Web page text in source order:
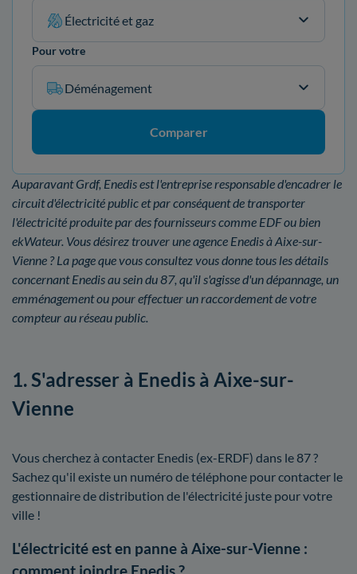
Électricité et gaz
Pour votre
Déménagement
Comparer
Auparavant Grdf, Enedis est l'entreprise responsable d'encadrer le
circuit d'électricité public et par conséquent de transporter
l'électricité produite par des fournisseurs comme EDF ou bien
ekWateur. Vous désirez trouver une agence Enedis à Aixe-sur-
Vienne ? La page que vous consultez vous donne tous les détails
concernant Enedis au sein du 87, qu'il s'agisse d'un dépannage, un
emménagement ou pour effectuer un raccordement de votre
compteur au réseau public.
1. S'adresser à Enedis à Aixe-sur-
Vienne
Vous cherchez à contacter Enedis (ex-ERDF) dans le 87 ?
Sachez qu'il existe un numéro de téléphone pour contacter le
gestionnaire de distribution de l'électricité juste pour votre
ville !
L'électricité est en panne à Aixe-sur-Vienne :